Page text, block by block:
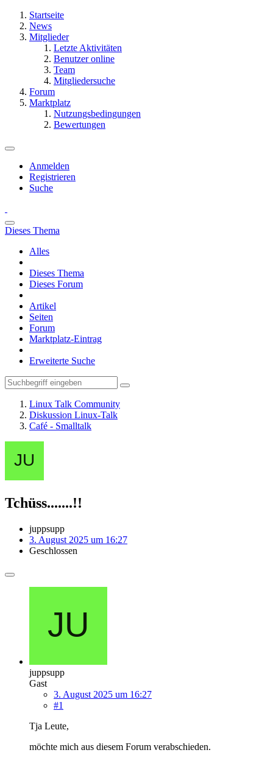
Startseite
News
Mitglieder
Letzte Aktivitäten
Benutzer online
Team
Mitgliedersuche
Forum
Marktplatz
Nutzungsbedingungen
Bewertungen
Anmelden
Registrieren
Suche
Dieses Thema
Alles
Dieses Thema
Dieses Forum
Artikel
Seiten
Forum
Marktplatz-Eintrag
Erweiterte Suche
Linux Talk Community
Diskussion Linux-Talk
Café - Smalltalk
Tchüss.......!!
juppsupp
3. August 2025 um 16:27
Geschlossen
juppsupp
Gast
3. August 2025 um 16:27
#1
Tja Leute,
möchte mich aus diesem Forum verabschieden.